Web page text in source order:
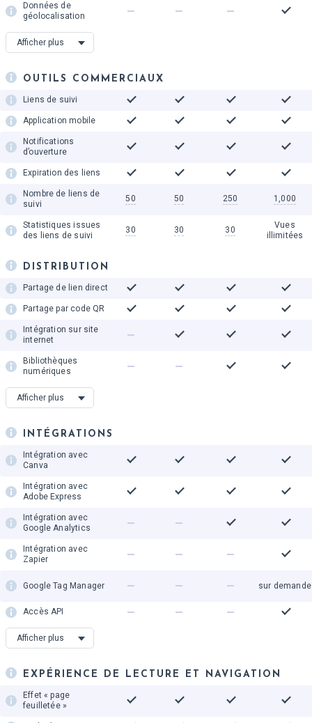
Données de
géolocalisation
Historique d'analyse
de données
requêtes de
statistiques
hebdomadaire
Export des analyses
Afficher plus
OUTILS COMMERCIAUX
Liens de suivi
Application mobile
Notifications
d’ouverture
Expiration des liens
Nombre de liens de
suivi
50 50 250 1,000
Statistiques issues
des liens de suivi
30 30 30
Vues
illimitées
DISTRIBUTION
Partage de lien direct
Partage par code QR
Intégration sur site
internet
Bibliothèques
numériques
Partage sur les
médias sociaux
Afficher plus
INTÉGRATIONS
Intégration avec
Canva
Intégration avec
Adobe Express
Intégration avec
Google Analytics
Intégration avec
Zapier
Google Tag Manager sur demande
Accès API
Authentification
unique (SSO)
flipbook via une API
Afficher plus
EXPÉRIENCE DE LECTURE ET NAVIGATION
Effet « page
feuilletée »